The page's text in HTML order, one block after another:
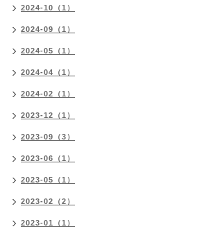
2024-10（1）
2024-09（1）
2024-05（1）
2024-04（1）
2024-02（1）
2023-12（1）
2023-09（3）
2023-06（1）
2023-05（1）
2023-02（2）
2023-01（1）